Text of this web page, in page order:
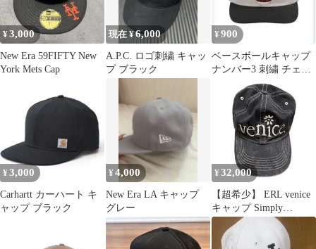
¥3,000
New Era 59FIFTY New
York Mets Cap
現在 ¥6,000
A.P.C. ロゴ刺繍 キャッ
プ ブラック
¥ 900
ベースボールキャップ
ナンバー3 刺繍 チェッ
¥ 3,000
Carhartt カーハート キ
ャップ ブラック
¥4,000
New Era LA キャップ
グレー
¥ 32,000
【超希少】 ERL venice
キャップ Simply
Complicated